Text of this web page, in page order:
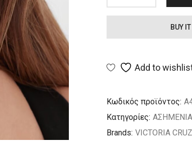
BUY
Add to
Κωδικός προϊόντος:
Κατηγορίες: ΑΣΗΜΕΝΙΑ
Brands: VICTORIA CRUZ